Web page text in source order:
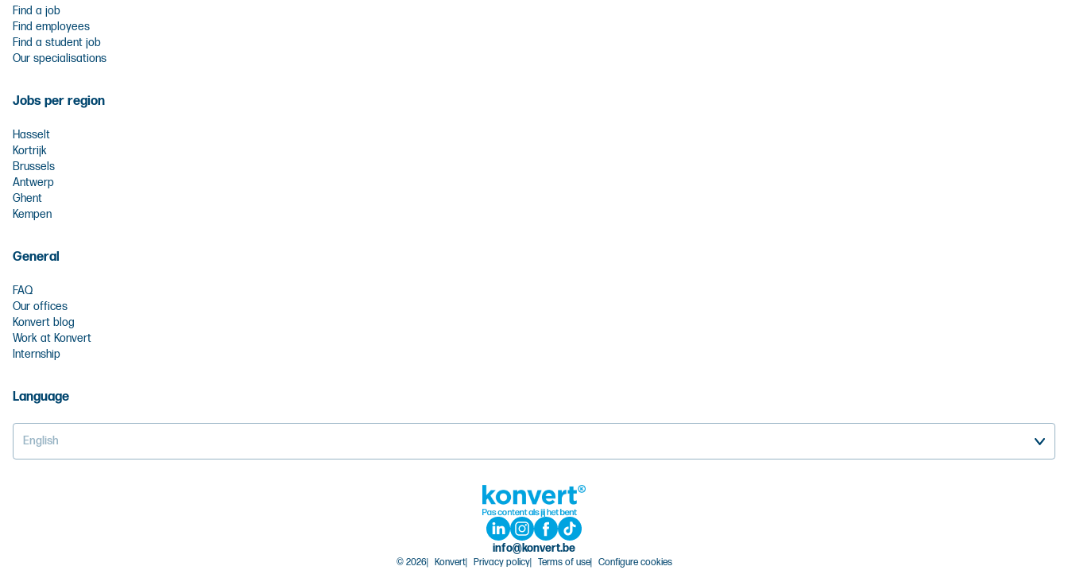
Find a job
Find employees
Find a student job
Our specialisations
Jobs per region
Hasselt
Kortrijk
Brussels
Antwerp
Ghent
Kempen
General
FAQ
Our offices
Konvert blog
Work at Konvert
Internship
Language
English
info@konvert.be
© 2026 Konvert Privacy policy Terms of use Configure cookies